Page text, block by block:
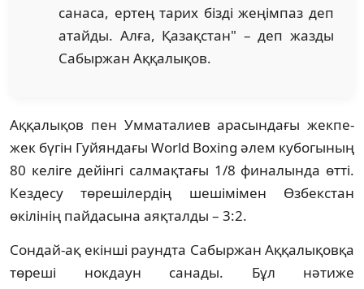
санаса, ертең тарих бізді жеңімпаз деп
атайды. Алға, Қазақстан" – деп жазды
Сабыржан Аққалықов.
Аққалықов пен Умматалиев арасындағы жекпе-
жек бүгін Гуйяндағы World Boxing әлем кубогының
80 келіге дейінгі салмақтағы 1/8 финалында өтті.
Кездесу төрешілердің шешімімен Өзбекстан
өкілінің пайдасына аяқталды – 3:2.
Сондай-ақ екінші раундта Сабыржан Аққалықовқа
төреші нокдаун санады. Бұл нәтиже